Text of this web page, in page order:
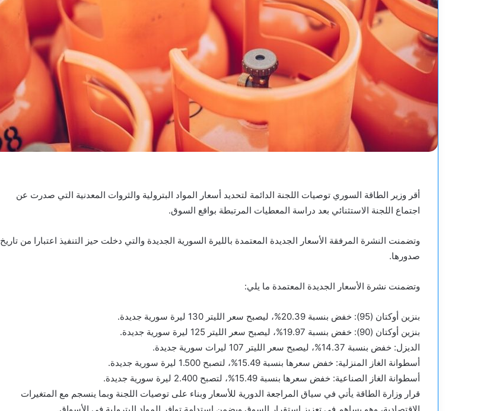
أقر وزير الطاقة السوري توصيات اللجنة الدائمة لتحديد أسعار المواد البترولية والثروات المعدنية التي صدرت عن
اجتماع اللجنة الاستثنائي بعد دراسة المعطيات المرتبطة بواقع السوق.
وتضمنت النشرة المرفقة الأسعار الجديدة المعتمدة بالليرة السورية الجديدة والتي دخلت حيز التنفيذ اعتبارا من تاريخ
صدورها.
وتضمنت نشرة الأسعار الجديدة المعتمدة ما يلي:
بنزين أوكتان (95): خفض بنسبة 20.39%، ليصبح سعر الليتر 130 ليرة سورية جديدة.
بنزين أوكتان (90): خفض بنسبة 19.97%، ليصبح سعر الليتر 125 ليرة سورية جديدة.
الديزل: خفض بنسبة 14.37%، ليصبح سعر الليتر 107 ليرات سورية جديدة.
أسطوانة الغاز المنزلية: خفض سعرها بنسبة 15.49%، لتصبح 1.500 ليرة سورية جديدة.
أسطوانة الغاز الصناعية: خفض سعرها بنسبة 15.49%، لتصبح 2.400 ليرة سورية جديدة.
قرار وزارة الطاقة يأتي في سياق المراجعة الدورية للأسعار وبناء على توصيات اللجنة وبما ينسجم مع المتغيرات